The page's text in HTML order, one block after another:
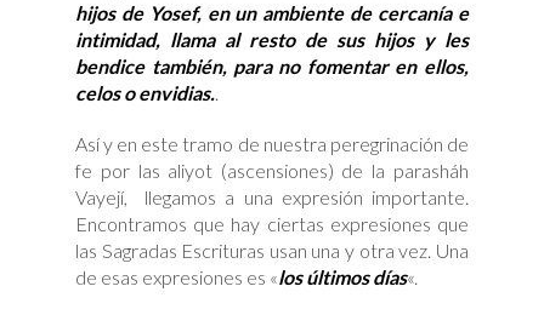
hijos de Yosef, en un ambiente de cercanía e
intimidad, llama al resto de sus hijos y les
bendice también, para no fomentar en ellos,
celos o envidias..
Así y en este tramo de nuestra peregrinación de
fe por las aliyot (ascensiones) de la parasháh
Vayejí, llegamos a una expresión importante.
Encontramos que hay ciertas expresiones que
las Sagradas Escrituras usan una y otra vez. Una
de esas expresiones es «los últimos días«.